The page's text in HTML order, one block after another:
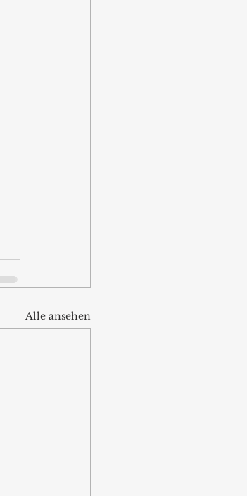
Alle ansehen